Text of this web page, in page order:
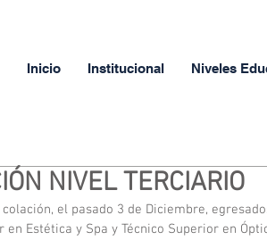
Inicio Institucional Niveles
NIVEL TERCIARIO
el pasado 3 de Diciembre,
Estética y Spa y Técnico Superior en